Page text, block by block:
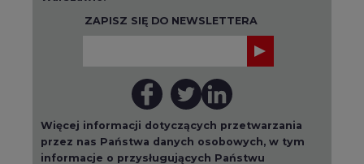
ZAPISZ SIĘ DO NEWSLETTERA
Więcej informacji dotyczących przetwarzania
przez nas Państwa danych osobowych, w tym
informacje o przysługujących Państwu